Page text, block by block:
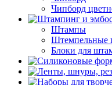
Чипборд
Штампы
Штемпельные
Блоки для